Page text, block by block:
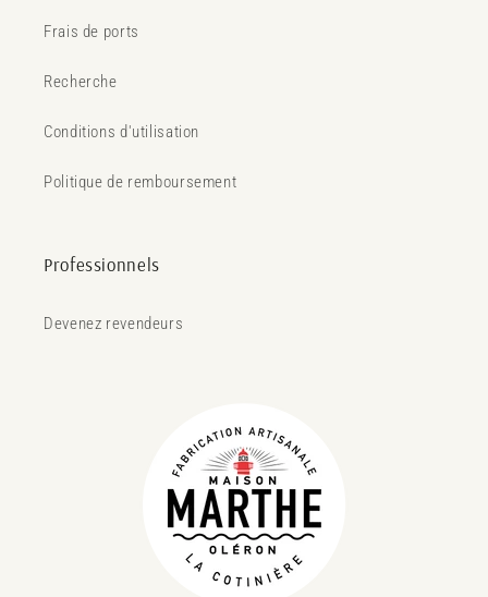
Frais de ports
Recherche
Conditions d'utilisation
Politique de remboursement
Professionnels
Devenez revendeurs